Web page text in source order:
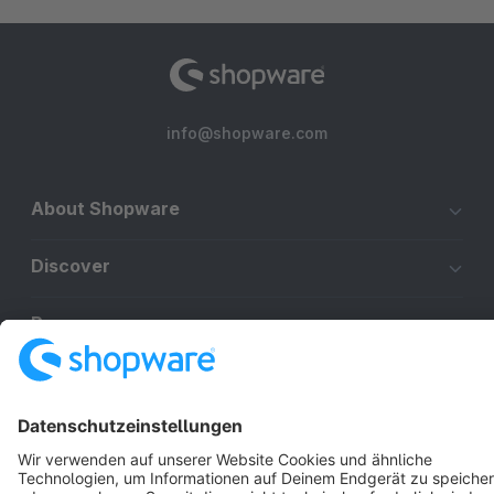
info@shopware.com
About Shopware
Discover
Resources
Star 3k+